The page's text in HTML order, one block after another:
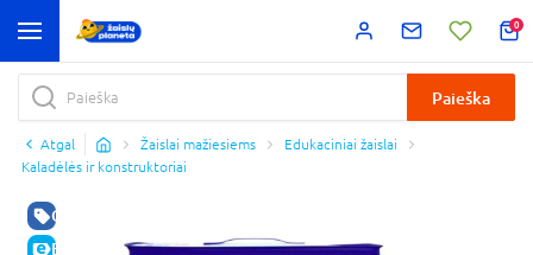
0
Paieška
Atgal Žaislai mažiesiems
Edukaciniai žaislai
Kaladėlės ir konstruktoriai
GERA KAINA
E-KAINA